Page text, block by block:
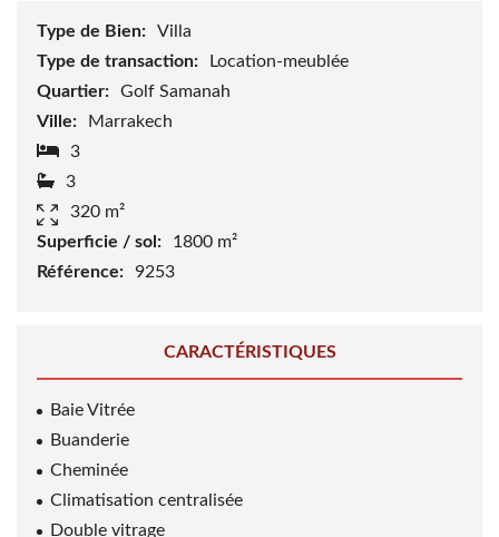
Type de Bien:
Villa
Type de transaction:
Location-meublée
Quartier:
Golf Samanah
Ville:
Marrakech
3
3
320 m²
Superficie / sol:
1800 m²
Référence:
9253
CARACTÉRISTIQUES
Baie Vitrée
Buanderie
Cheminée
Climatisation centralisée
Double vitrage